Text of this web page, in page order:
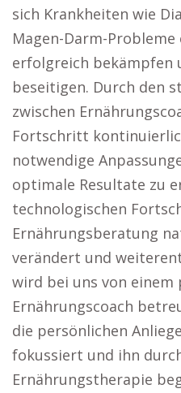
sich Krankheiten wie
Magen-Darm-
erfolgreich bekämpfen
beseitigen. Durch den
zwischen
Fortschritt
notwendige
optimale Resultate zu
technologischen
Ernährungsberatung
verändert und
wird bei uns von einem
Ernährungscoach
die persönlichen
fokussiert und ihn
Ernährungstherapie